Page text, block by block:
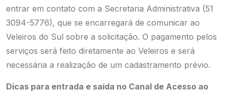
entrar em contato com a Secretaria Administrativa (51
3094-5776), que se encarregará de comunicar ao
Veleiros do Sul sobre a solicitação. O pagamento pelos
serviços será feito diretamente ao Veleiros e será
necessária a realização de um cadastramento prévio.
Dicas para entrada e saída no Canal de Acesso ao